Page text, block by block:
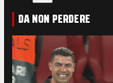
DA NON PERDERE